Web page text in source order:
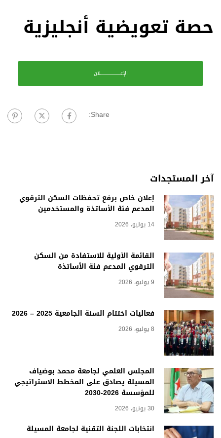
حصة تعويضية أنجليزية
الإعــــــــــــــــــــلان
Share:
آخر المستجدات
إعلان خاص برفع تحفظات السكن الترقوي
المدعم فئة الأساتذة والمستخدمين
14 يوليو، 2026
القائمة الأولية للاستفادة من السكن
الترقوي المدعم فئة الأساتذة
9 يوليو، 2026
فعاليات اختتام السنة الجامعية 2025 – 2026
8 يوليو، 2026
المجلس العلمي لجامعة محمد بوضياف
المسيلة يصادق على المخطط الاستراتيجي
للمؤسسة 2026-2030
30 يونيو، 2026
انتخابات اللجنة التقنية لجامعة المسيلة